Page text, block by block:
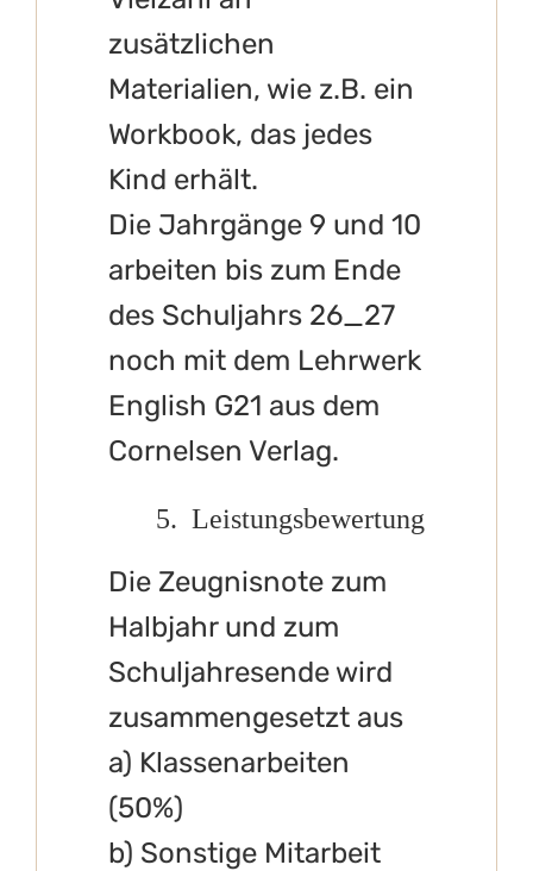
zusätzlichen
Materialien, wie z.B. ein
Workbook, das jedes
Kind erhält.
Die Jahrgänge 9 und 10
arbeiten bis zum Ende
des Schuljahrs 26_27
noch mit dem Lehrwerk
English G21 aus dem
Cornelsen Verlag.
5. Leistungsbewertung
Die Zeugnisnote zum
Halbjahr und zum
Schuljahresende wird
zusammengesetzt aus
a) Klassenarbeiten
(50%)
b) Sonstige Mitarbeit